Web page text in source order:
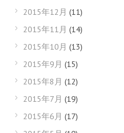
2015年12月 (11)
2015年11月 (14)
2015年10月 (13)
2015年9月 (15)
2015年8月 (12)
2015年7月 (19)
2015年6月 (17)